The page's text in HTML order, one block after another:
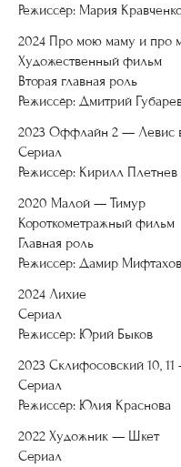
Режиссёр: Мария
2024 Про мою маму и про
Художественный фильм
Вторая главная роль
Режиссёр: Дмитрий
2023 Оффлайн 2 — Левис
Сериал
Режиссёр: Кирилл Плетнев
2020 Малой — Тимур
Короткометражный фильм
Главная роль
Режиссёр: Дамир Мифтахов
2024 Лихие
Сериал
Режиссёр: Юрий Быков
2023 Склифосовский 10,
Сериал
Режиссёр: Юлия Краснова
2022 Художник — Шкет
Сериал